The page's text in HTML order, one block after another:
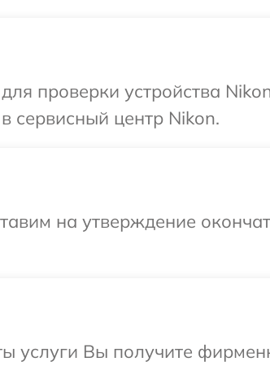
проверки устройства
сервисный центр Nikon.
на утверждение
услуги Вы получите